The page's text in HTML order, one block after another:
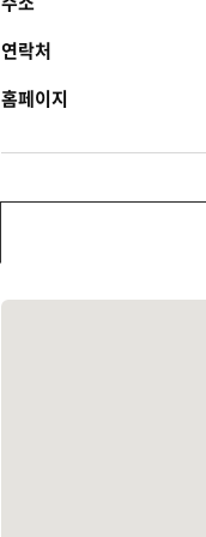
연락처
홈페이지